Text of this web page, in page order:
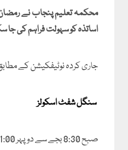
محکمہ تعلیم پنجاب نے رمضان
اساتذہ کو سہولت فراہم کی جا
جاری کردہ نوٹیفکیشن کے
سنگل شفٹ اسکولز
صبح 8:30 بجے سے دوپہر 1:00 بجے تک کھلے رہیں گے۔